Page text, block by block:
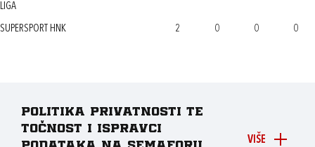
LIGA
SUPERSPORT HNK 2 0 0 0
VIŠE
Politika privatnosti te
točnost i ispravci